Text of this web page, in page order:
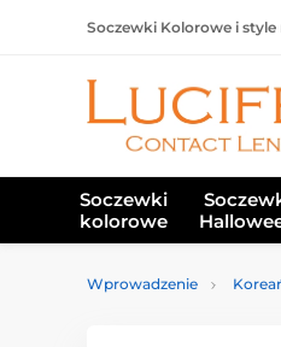
Soczewki Kolorowe i style
Soczewki
kolorowe
Wprowadzenie